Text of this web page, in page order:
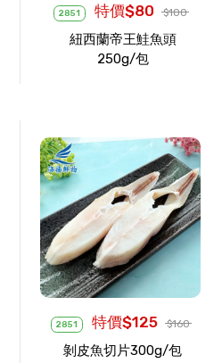
2851 特價$80 $100
紐西蘭帝王鮭魚頭
250g/包
2851 特價$125 $160
剝皮魚切片300g/包